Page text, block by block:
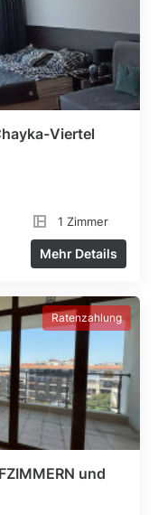
Viertel
1 Zimmer
Mehr Details
Ratenzahlung
und